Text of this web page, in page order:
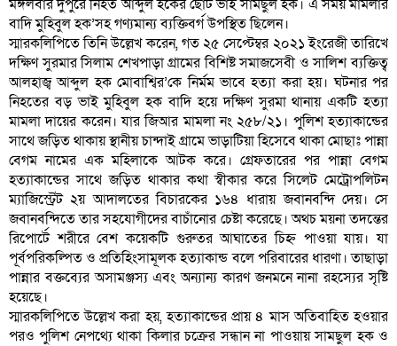
মঙ্গলবার দুপুরে নিহত আব্দুল হকের ছোট ভাই সামছুল হক। এ সময় মামলার
বাদি মুহিবুল হক’সহ গণ্যমান্য ব্যক্তিবর্গ উপস্থিত ছিলেন।
স্মারকলিপিতে তিনি উল্লেখ করেন, গত ২৫ সেপ্টেম্বর ২০২১ ইংরেজী তারিখে
দক্ষিণ সুরমার সিলাম শেখপাড়া গ্রামের বিশিষ্ট সমাজসেবী ও সালিশ ব্যক্তিত্ব
আলহাজ্ব আব্দুল হক মোবাশ্বির’কে নির্মম ভাবে হত্যা করা হয়। ঘটনার পর
নিহতের বড় ভাই মুহিবুল হক বাদি হয়ে দক্ষিণ সুরমা থানায় একটি হত্যা
মামলা দায়ের করেন। যার জিআর মামলা নং ২৫৮/২১। পুলিশ হত্যাকান্ডের
সাথে জড়িত থাকায় স্থানীয় চান্দাই গ্রামে ভাড়াটিয়া হিসেবে থাকা মোছাঃ পান্না
বেগম নামের এক মহিলাকে আটক করে। গ্রেফতারের পর পান্না বেগম
হত্যাকান্ডের সাথে জড়িত থাকার কথা স্বীকার করে সিলেট মেট্রোপলিটন
ম্যাজিস্ট্রেট ২য় আদালতের বিচারকের ১৬৪ ধারায় জবানবন্দি দেয়। সে
জবানবন্দিতে তার সহযোগীদের বাচাঁনোর চেষ্টা করেছে। অথচ ময়না তদন্তের
রিপোর্টে শরীরে বেশ কয়েকটি গুরুতর আঘাতের চিহ্ন পাওয়া যায়। যা
পূর্বপরিকল্পিত ও প্রতিহিংসামূলক হত্যাকান্ড বলে পরিবারের ধারণা। তাছাড়া
পান্নার বক্তব্যের অসামঞ্জস্য এবং অন্যান্য কারণ জনমনে নানা রহস্যের সৃষ্টি
হয়েছে।
স্মারকলিপিতে উল্লেখ করা হয়, হত্যাকান্ডের প্রায় ৪ মাস অতিবাহিত হওয়ার
পরও পুলিশ নেপথ্যে থাকা কিলার চক্রের সন্ধান না পাওয়ায় সামছুল হক ও